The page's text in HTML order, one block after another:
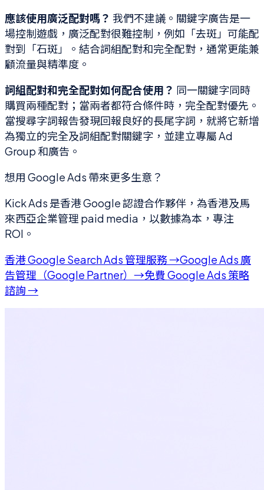
應該使用廣泛配對嗎？ 我們不建議。關鍵字廣告是一
場控制遊戲，廣泛配對很難控制，例如「去斑」可能配
對到「石斑」。結合詞組配對和完全配對，通常更能兼
顧流量與精準度。
詞組配對和完全配對如何配合使用？ 同一關鍵字同時
購買兩種配對；當兩者都符合條件時，完全配對優先。
當搜尋字詞報告發現回報良好的長尾字詞，就將它新增
為獨立的完全及詞組配對關鍵字，並建立專屬 Ad
Group 和廣告。
想用 Google Ads 帶來更多生意？
Kick Ads 是香港 Google 認證合作夥伴，為香港及馬
來西亞企業管理 paid media，以數據為本，專注
ROI。
香港 Google Search Ads 管理服務 →Google Ads 廣
告管理（Google Partner）→免費 Google Ads 策略
諮詢 →